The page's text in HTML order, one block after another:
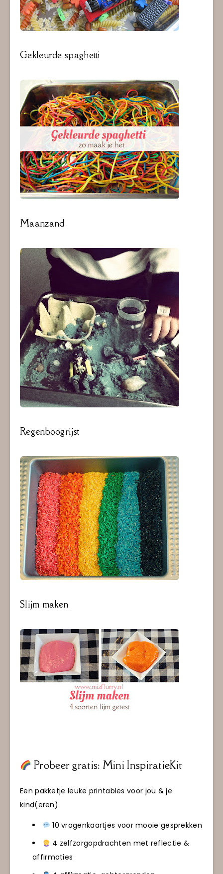
Gekleurde spaghetti
Maanzand
Regenboogrijst
Slijm maken
Probeer gratis: Mini InspiratieKit
Een pakketje leuke printables voor jou & je
kind(eren)
10 vragenkaartjes voor mooie gesprekken
4 zelfzorgopdrachten met reflectie &
affirmaties